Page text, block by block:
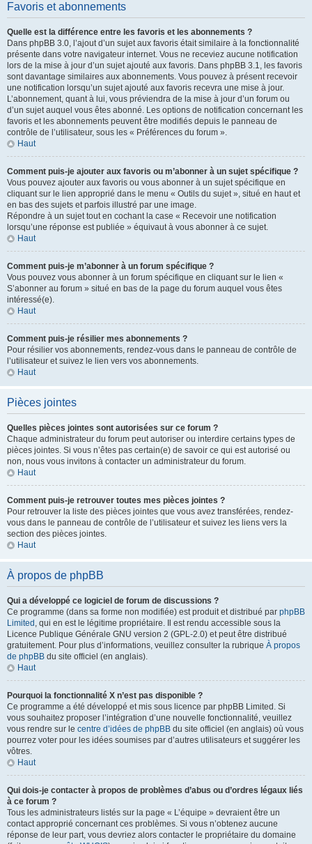
Favoris et abonnements
Quelle est la différence entre les favoris et les abonnements ?
Dans phpBB 3.0, l’ajout d’un sujet aux favoris était similaire à la fonctionnalité
présente dans votre navigateur internet. Vous ne receviez aucune notification
lors de la mise à jour d’un sujet ajouté aux favoris. Dans phpBB 3.1, les favoris
sont davantage similaires aux abonnements. Vous pouvez à présent recevoir
une notification lorsqu’un sujet ajouté aux favoris recevra une mise à jour.
L’abonnement, quant à lui, vous préviendra de la mise à jour d’un forum ou
d’un sujet auquel vous êtes abonné. Les options de notification concernant les
favoris et les abonnements peuvent être modifiés depuis le panneau de
contrôle de l’utilisateur, sous les « Préférences du forum ».
Haut
Comment puis-je ajouter aux favoris ou m’abonner à un sujet spécifique ?
Vous pouvez ajouter aux favoris ou vous abonner à un sujet spécifique en
cliquant sur le lien approprié dans le menu « Outils du sujet », situé en haut et
en bas des sujets et parfois illustré par une image.
Répondre à un sujet tout en cochant la case « Recevoir une notification
lorsqu’une réponse est publiée » équivaut à vous abonner à ce sujet.
Haut
Comment puis-je m’abonner à un forum spécifique ?
Vous pouvez vous abonner à un forum spécifique en cliquant sur le lien «
S’abonner au forum » situé en bas de la page du forum auquel vous êtes
intéressé(e).
Haut
Comment puis-je résilier mes abonnements ?
Pour résilier vos abonnements, rendez-vous dans le panneau de contrôle de
l’utilisateur et suivez le lien vers vos abonnements.
Haut
Pièces jointes
Quelles pièces jointes sont autorisées sur ce forum ?
Chaque administrateur du forum peut autoriser ou interdire certains types de
pièces jointes. Si vous n’êtes pas certain(e) de savoir ce qui est autorisé ou
non, nous vous invitons à contacter un administrateur du forum.
Haut
Comment puis-je retrouver toutes mes pièces jointes ?
Pour retrouver la liste des pièces jointes que vous avez transférées, rendez-
vous dans le panneau de contrôle de l’utilisateur et suivez les liens vers la
section des pièces jointes.
Haut
À propos de phpBB
Qui a développé ce logiciel de forum de discussions ?
Ce programme (dans sa forme non modifiée) est produit et distribué par phpBB
Limited , qui en est le légitime propriétaire. Il est rendu accessible sous la
Licence Publique Générale GNU version 2 (GPL-2.0) et peut être distribué
gratuitement. Pour plus d’informations, veuillez consulter la rubrique À propos
de phpBB du site officiel (en anglais).
Haut
Pourquoi la fonctionnalité X n’est pas disponible ?
Ce programme a été développé et mis sous licence par phpBB Limited. Si
vous souhaitez proposer l’intégration d’une nouvelle fonctionnalité, veuillez
vous rendre sur le centre d’idées de phpBB du site officiel (en anglais) où vous
pourrez voter pour les idées soumises par d’autres utilisateurs et suggérer les
vôtres.
Haut
Qui dois-je contacter à propos de problèmes d’abus ou d’ordres légaux liés
à ce forum ?
Tous les administrateurs listés sur la page « L’équipe » devraient être un
contact approprié concernant ces problèmes. Si vous n’obtenez aucune
réponse de leur part, vous devriez alors contacter le propriétaire du domaine